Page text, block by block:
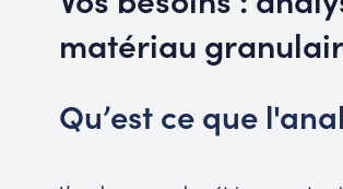
matériau
Qu’est ce que